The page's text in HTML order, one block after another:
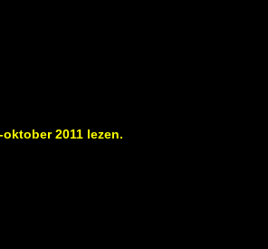
2011 lezen.